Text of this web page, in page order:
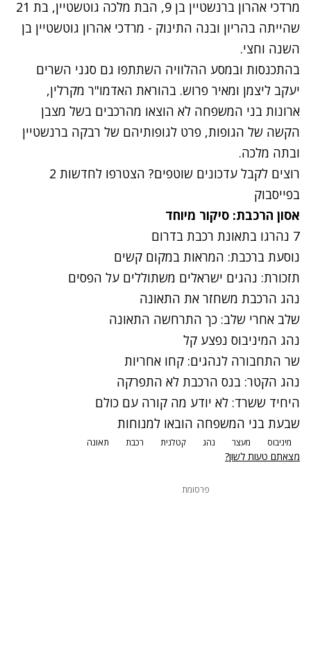
מרדכי אהרון ברנשטיין בן 9, הבת מלכה גוטשטיין, בת 21
שהייתה בהריון ובנה התינוק - מרדכי אהרון גוטשטיין בן
השנה וחצי.
בהתכנסות ובמסע ההלוויה השתתפו גם סגני השרים
יעקב ליצמן ומאיר פרוש. בהוראת האדמו"ר מקרלין,
ארונות בני המשפחה לא הוצאו מהרכבים בשל מצבן
הקשה של הגופות, פרט לגופותיהם של רבקה ברנשטיין
ובתה מלכה.
רוצים לקבל עדכונים שוטפים? הצטרפו לחדשות 2
בפייסבוק
אסון הרכבת: סיקור מיוחד
7 נהרגו בתאונת רכבת בדרום
נוסעת ברכבת: המראות במקום קשים
תזכורת: נהגים ישראלים משתוללים על הפסים
נהג הרכבת משחזר את התאונה
שלב אחרי שלב: כך התרחשה התאונה
נהג המיניבוס נפצע קל
שר התחבורה לנהגים: קחו אחריות
נהג הקטר: בנס הרכבת לא התפרקה
היחיד ששרד: לא יודע מה קורה עם כולם
שבעת בני המשפחה הובאו למנוחות
מיניבוס מעצר נהג קטלנית רכבת תאונה
מצאתם טעות לשון?
פרסומת